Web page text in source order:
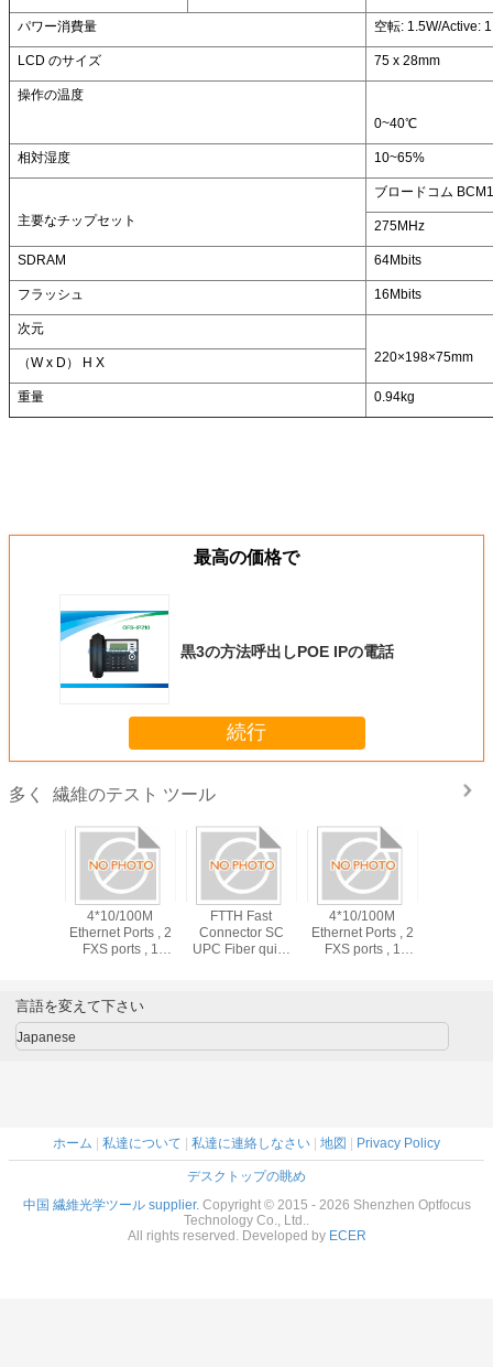
パワー消費量 空転: 1.5W/Active:
LCD のサイズ 75 x 28mm
操作の温度
0~40℃
相対湿度 10~65%
主要なチップセット
ブロードコム
275MHz
SDRAM 64Mbits
フラッシュ 16Mbits
次元
220×198×75mm
（W x D） H X
重量 0.94kg
最高の価格で
黒3の方法呼出しPOE IPの電話
続行
多く 繊維のテスト ツール
4*10/100M
Ethernet Ports , 2
FXS ports , 1
Plastic casing ,
Buint in WIFI
FTTH Fast
Connector SC
UPC Fiber quick
4*10/100M
Ethernet Ports , 2
FXS ports , 1
言語を変えて下さい
Japanese
ホーム | 私達について | 私達に連絡しなさい | 地図 | Privacy Policy
デスクトップの眺め
中国 繊維光学ツール supplier. Copyright © 2015 - 2026 Shenzhen Optfocus
Technology Co., Ltd..
All rights reserved. Developed by ECER